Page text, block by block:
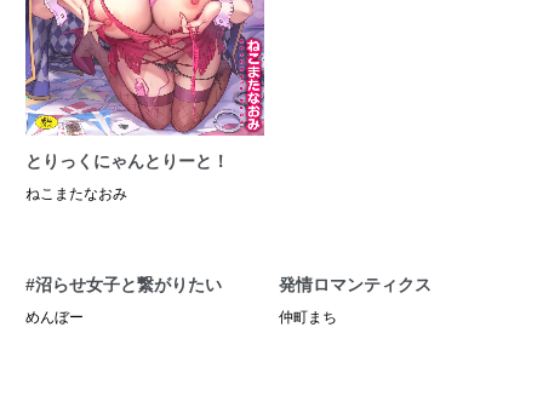
とりっくにゃんとりーと！
ねこまたなおみ
#沼らせ女子と繋がりたい
めんぼー
発情ロマンティクス
仲町まち